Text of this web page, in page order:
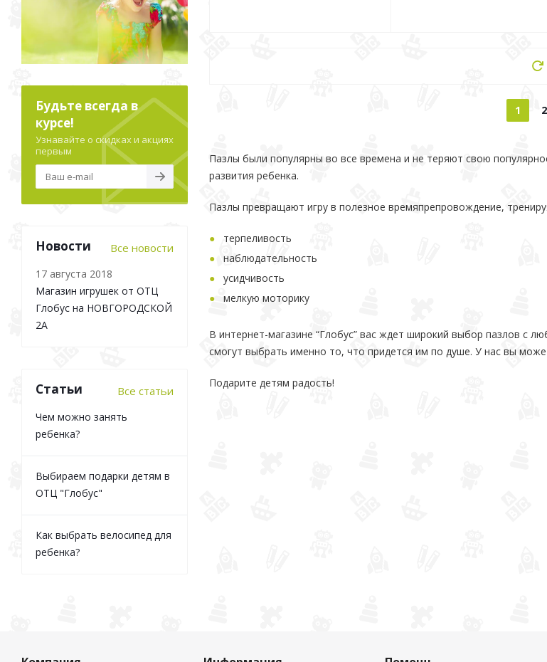
1 2
Пазлы были популярны во все времена и не теряют свою
развития ребенка.
Пазлы превращают игру в полезное времяпрепровождение,
терпеливость
наблюдательность
усидчивость
мелкую моторику
В интернет-магазине “Глобус” вас ждет широкий выбор пазлов с
смогут выбрать именно то, что придется им по душе. У нас вы
Подарите детям радость!
Будьте всегда в
курсе!
Узнавайте о скидках и акциях
первым
Новости Все новости
17 августа 2018
Магазин игрушек от ОТЦ
Глобус на НОВГОРОДСКОЙ
2А
Статьи Все статьи
Чем можно занять
ребенка?
Выбираем подарки детям в
ОТЦ "Глобус"
Как выбрать велосипед для
ребенка?